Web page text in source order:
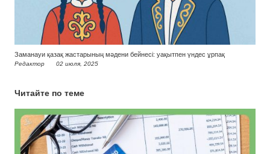
Заманауи қазақ жастарының мәдени бейнесі: уақытпен үндес ұрпақ
Редактор 02 июля, 2025
Читайте по теме